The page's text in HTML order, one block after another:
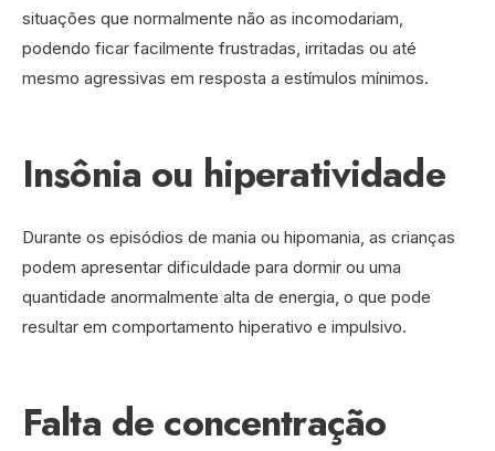
situações que normalmente não as incomodariam,
podendo ficar facilmente frustradas, irritadas ou até
mesmo agressivas em resposta a estímulos mínimos.
Insônia ou hiperatividade
Durante os episódios de mania ou hipomania, as crianças
podem apresentar dificuldade para dormir ou uma
quantidade anormalmente alta de energia, o que pode
resultar em comportamento hiperativo e impulsivo.
Falta de concentração